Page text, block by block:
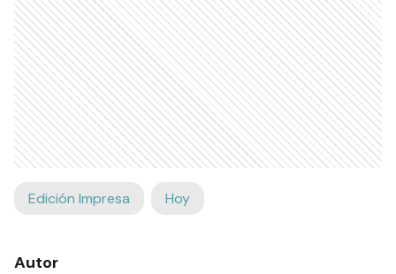
Edición Impresa Hoy
Autor